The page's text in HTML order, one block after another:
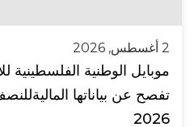
2 أغسطس, 2026
تفصح عن بياناتها
2026